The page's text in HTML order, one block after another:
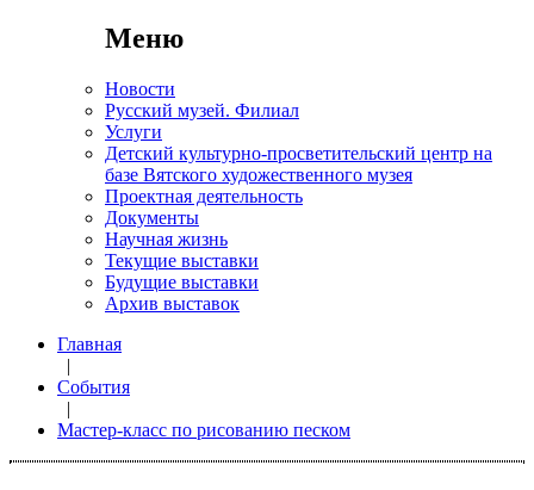
Меню
Новости
Русский музей. Филиал
Услуги
Детский культурно-просветительский центр на
базе Вятского художественного музея
Проектная деятельность
Документы
Научная жизнь
Текущие выставки
Будущие выставки
Архив выставок
Главная
|
События
|
Мастер-класс по рисованию песком